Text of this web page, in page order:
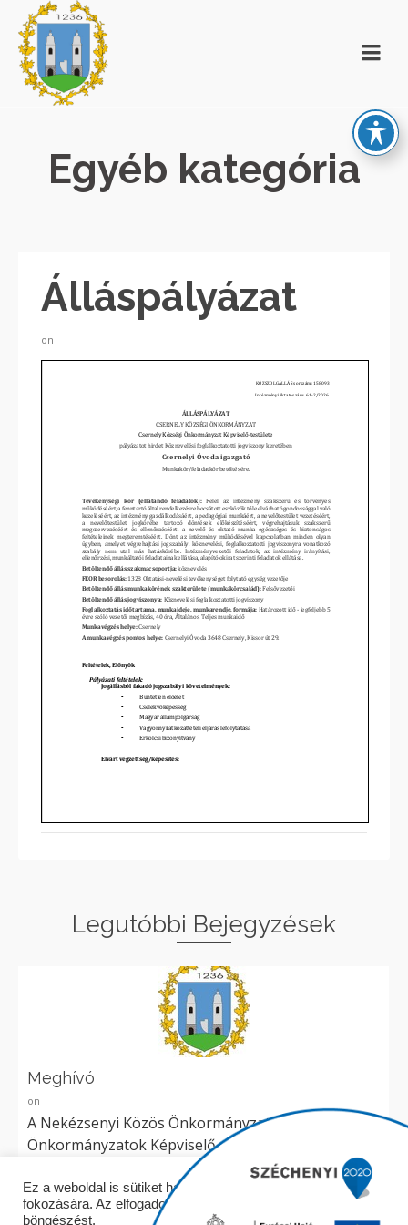
Egyéb kategória
Álláspályázat
on
Legutóbbi Bejegyzések
Meghívó
on
A Nekézsenyi Közös Önkormányzati Hivatalt alkotó
Önkormányzatok Képviselő-testületei 2026. május
26. napján (kedd) 15.00 órai...
Elolvasom
Ez a weboldal is sütiket használ a felhasználói élmény
fokozására. Az elfogadom gombra kattintva folytathatja a
böngészést.